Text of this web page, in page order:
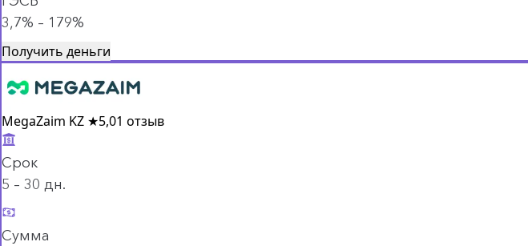
3,7% – 179%
Получить деньги
MegaZaim KZ ★5,01 отзыв
Срок
5 – 30 дн.
Сумма